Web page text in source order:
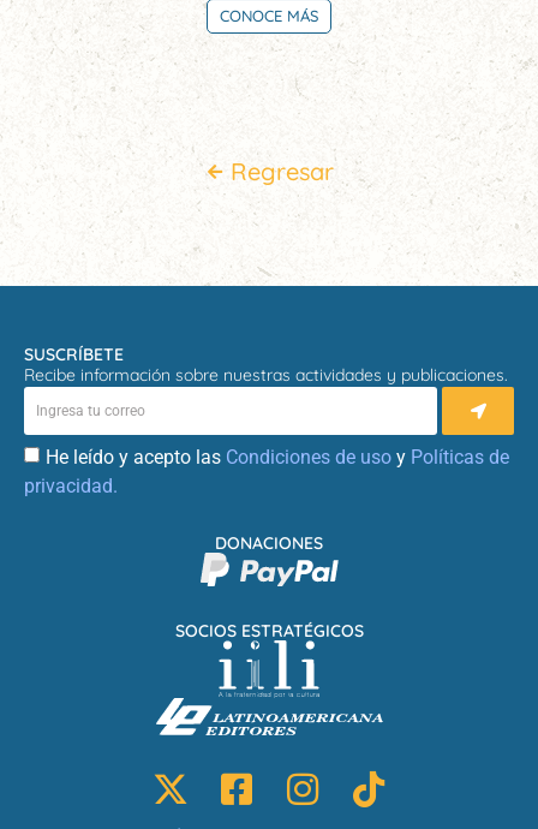
CONOCE MÁS
Regresar
SUSCRÍBETE
Recibe información sobre nuestras actividades y publicaciones.
He leído y acepto las Condiciones de uso y Políticas de
privacidad.
SOCIOS ESTRATÉGICOS
DONACIONES